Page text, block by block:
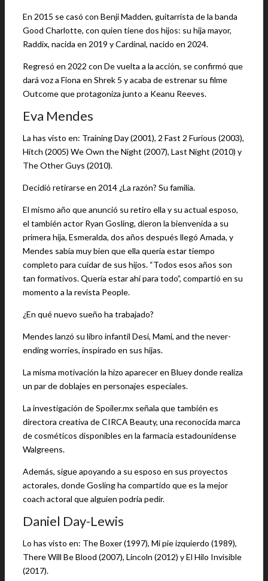
En 2015 se casó con Benji Madden, guitarrista de la banda
Good Charlotte, con quien tiene dos hijos: su hija mayor,
Raddix, nacida en 2019 y Cardinal, nacido en 2024.
Regresó en 2022 con De vuelta a la acción, se confirmó que
dará voz a Fiona en Shrek 5 y acaba de estrenar su filme
Outcome que protagoniza junto a Keanu Reeves.
Eva Mendes
La has visto en: Training Day (2001), 2 Fast 2 Furious (2003),
Hitch (2005) We Own the Night (2007), Last Night (2010) y
The Other Guys (2010).
Decidió retirarse en 2014 ¿La razón? Su familia.
El mismo año que anunció su retiro ella y su actual esposo,
el también actor Ryan Gosling, dieron la bienvenida a su
primera hija, Esmeralda, dos años después llegó Amada, y
Mendes sabía muy bien que ella quería estar tiempo
completo para cuidar de sus hijos. “Todos esos años son
tan formativos. Quería estar ahí para todo”, compartió en su
momento a la revista People.
¿En qué nuevo sueño ha trabajado?
Mendes lanzó su libro infantil Desi, Mami, and the never-
ending worries, inspirado en sus hijas.
La misma motivación la hizo aparecer en Bluey donde realiza
un par de doblajes en personajes especiales.
La investigación de Spoiler.mx señala que también es
directora creativa de CIRCA Beauty, una reconocida marca
de cosméticos disponibles en la farmacia estadounidense
Walgreens.
Además, sigue apoyando a su esposo en sus proyectos
actorales, donde Gosling ha compartido que es la mejor
coach actoral que alguien podría pedir.
Daniel Day-Lewis
Lo has visto en: The Boxer (1997), Mi pie izquierdo (1989),
There Will Be Blood (2007), Lincoln (2012) y El Hilo Invisible
(2017).